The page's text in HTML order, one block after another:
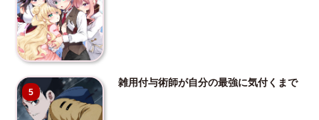
5
雑用付与術師が自分の最強に気付くまで